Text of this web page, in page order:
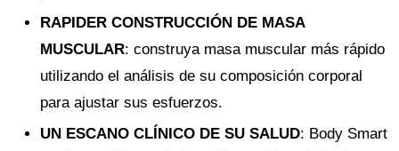
RAPIDER CONSTRUCCIÓN DE MASA
MUSCULAR: construya masa muscular más rápido
utilizando el análisis de su composición corporal
para ajustar sus esfuerzos.
UN ESCANO CLÍNICO DE SU SALUD: Body Smart